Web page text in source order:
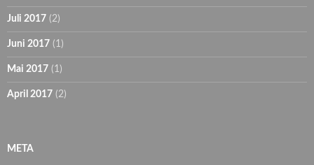
Juli 2017 (2)
Juni 2017 (1)
Mai 2017 (1)
April 2017 (2)
META